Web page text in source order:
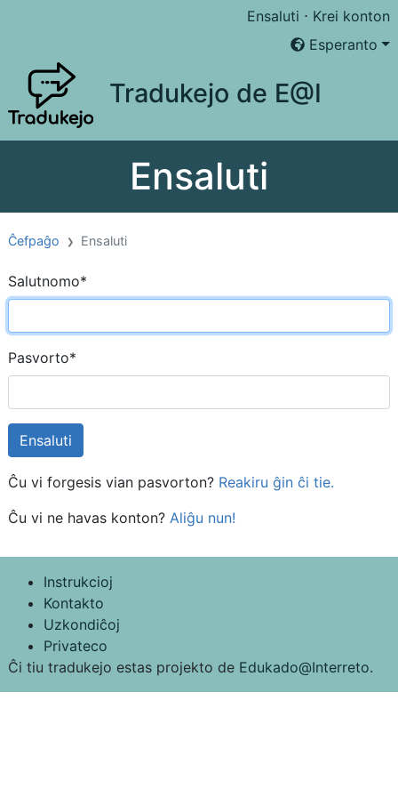
Ensaluti ⋅ Krei konton
Esperanto
Tradukejo de E@I
Ensaluti
Ĉefpaĝo Ensaluti
Salutnomo*
Pasvorto*
Ĉu vi forgesis vian pasvorton? Reakiru ĝin ĉi tie.
Ĉu vi ne havas konton? Aliĝu nun!
Instrukcioj
Kontakto
Uzkondiĉoj
Privateco
Ĉi tiu tradukejo estas projekto de Edukado@Interreto.